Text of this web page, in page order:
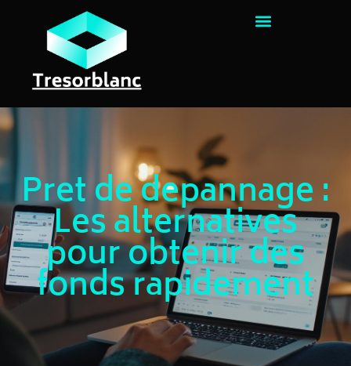
Pret de depannage :
Les alternatives
pour obtenir des
fonds rapidement